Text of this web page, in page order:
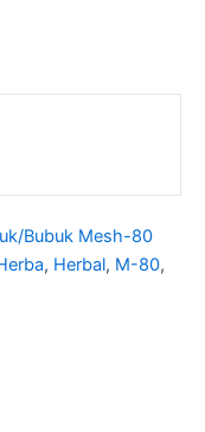
Bubuk Mesh-80
, Herbal, M-80,